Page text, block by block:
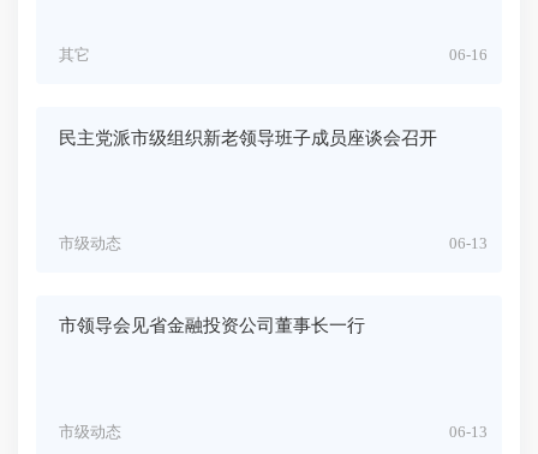
06-16
其它
民主党派市级组织新老领导班子成员座谈会召开
06-13
市级动态
市领导会见省金融投资公司董事长一行
06-13
市级动态